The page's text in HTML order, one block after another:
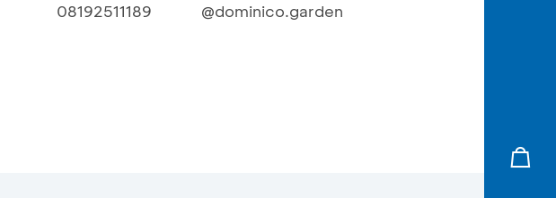
08192511189 @dominico.garden